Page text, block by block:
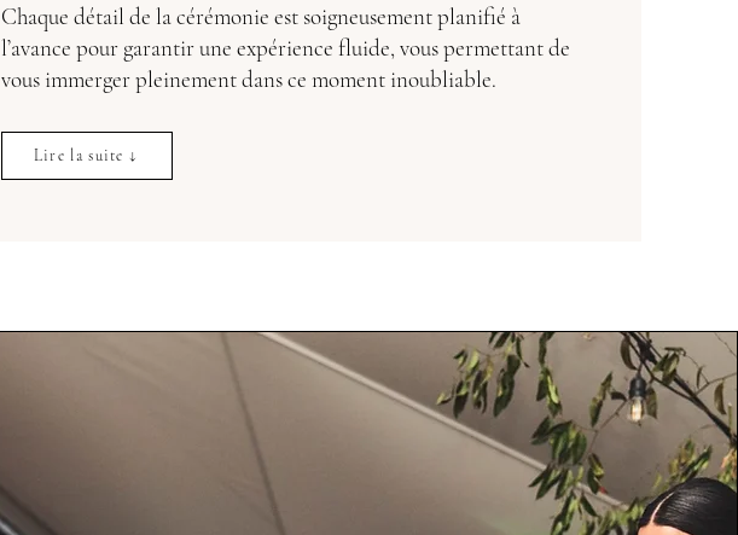
Lire la suite ↓
Chaque détail de la cérémonie est soigneusement planifié à
l’avance pour garantir une expérience fluide, vous permettant de
vous immerger pleinement dans ce moment inoubliable.
Lire la suite ↓